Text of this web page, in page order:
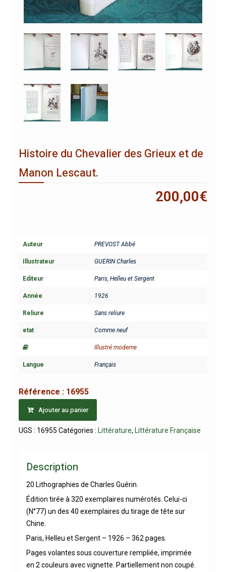
Histoire du Chevalier des Grieux et de
Manon Lescaut.
200,00€
Auteur PREVOST Abbé
Illustrateur GUERIN Charles
Editeur Paris, Helleu et Sergent
Année 1926
Reliure Sans reliure
etat Comme neuf
Illustré moderne
Langue Français
Référence : 16955
Ajouter au panier
UGS : 16955 Catégories : Littérature, Littérature Française
Description
20 Lithographies de Charles Guérin.
Édition tirée à 320 exemplaires numérotés. Celui-ci
(N°77) un des 40 exemplaires du tirage de tête sur
Chine.
Paris, Helleu et Sergent – 1926 – 362 pages.
Pages volantes sous couverture rempliée, imprimée
en 2 couleurs avec vignette. Partiellement non coupé.